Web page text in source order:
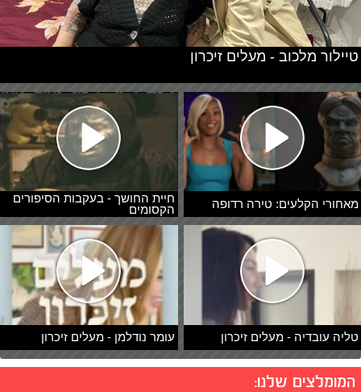
מאחורי הקלעים: טירה רדופה
חיית החושך - בעקבות הסיפורים
הקסומים
טליה עובדיה - מעלים זיכרון עומר נודלמן - מעלים זיכרון
טיילור מלכוב - מעלים זיכרון
המומלצים שלנו: